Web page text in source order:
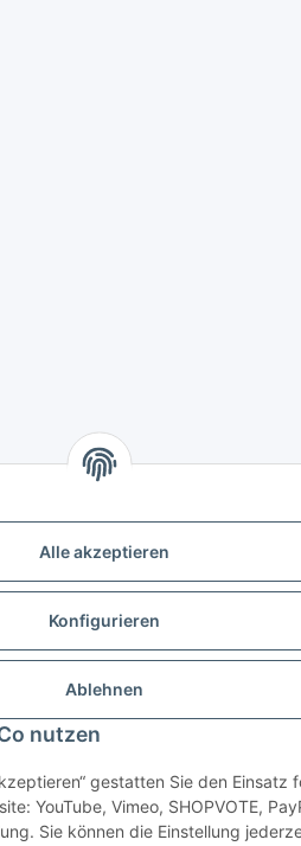
Alle akzeptieren
Konfigurieren
Ablehnen
nutzen
gestatten Sie den Einsatz
YouTube, Vimeo, SHOPVOTE,
Sie können die Einstellung